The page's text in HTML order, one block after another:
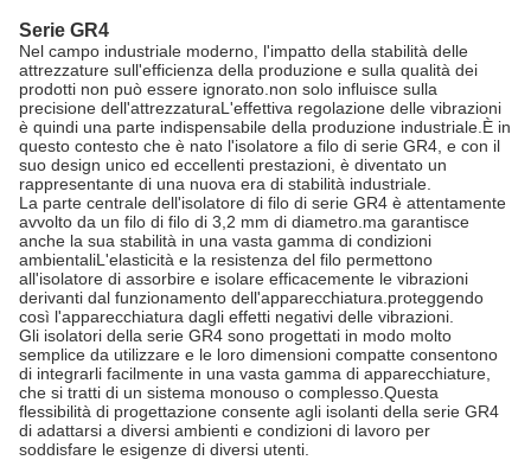
Serie GR4
Nel campo industriale moderno, l'impatto della stabilità delle
attrezzature sull'efficienza della produzione e sulla qualità dei
prodotti non può essere ignorato.non solo influisce sulla
precisione dell'attrezzaturaL'effettiva regolazione delle vibrazioni
è quindi una parte indispensabile della produzione industriale.È in
questo contesto che è nato l'isolatore a filo di serie GR4, e con il
suo design unico ed eccellenti prestazioni, è diventato un
rappresentante di una nuova era di stabilità industriale.
La parte centrale dell'isolatore di filo di serie GR4 è attentamente
avvolto da un filo di filo di 3,2 mm di diametro.ma garantisce
anche la sua stabilità in una vasta gamma di condizioni
ambientaliL'elasticità e la resistenza del filo permettono
all'isolatore di assorbire e isolare efficacemente le vibrazioni
derivanti dal funzionamento dell'apparecchiatura.proteggendo
così l'apparecchiatura dagli effetti negativi delle vibrazioni.
Gli isolatori della serie GR4 sono progettati in modo molto
semplice da utilizzare e le loro dimensioni compatte consentono
di integrarli facilmente in una vasta gamma di apparecchiature,
che si tratti di un sistema monouso o complesso.Questa
flessibilità di progettazione consente agli isolanti della serie GR4
di adattarsi a diversi ambienti e condizioni di lavoro per
soddisfare le esigenze di diversi utenti.